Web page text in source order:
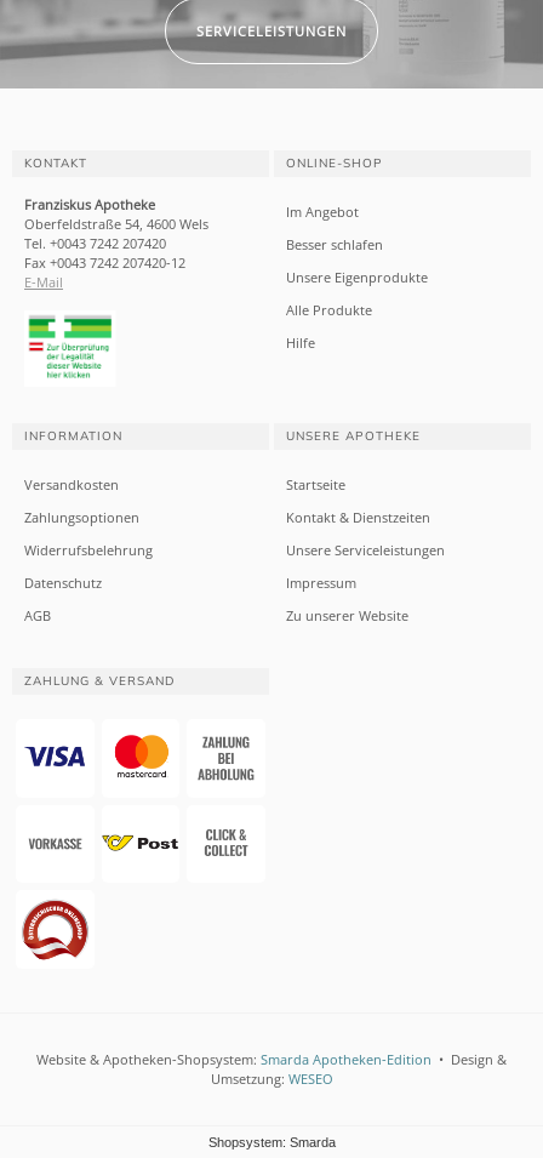
SERVICELEISTUNGEN
KONTAKT
Franziskus Apotheke
Oberfeldstraße 54, 4600 Wels
Tel. +0043 7242 207420
Fax +0043 7242 207420-12
E-Mail
ONLINE-SHOP
Im Angebot
Besser schlafen
Unsere Eigenprodukte
Alle Produkte
Hilfe
INFORMATION
Versandkosten
Zahlungsoptionen
Widerrufsbelehrung
Datenschutz
AGB
UNSERE APOTHEKE
Startseite
Kontakt & Dienstzeiten
Unsere Serviceleistungen
Impressum
Zu unserer Website
ZAHLUNG & VERSAND
Website & Apotheken-Shopsystem: Smarda Apotheken-Edition • Design &
Umsetzung: WESEO
Shopsystem: Smarda